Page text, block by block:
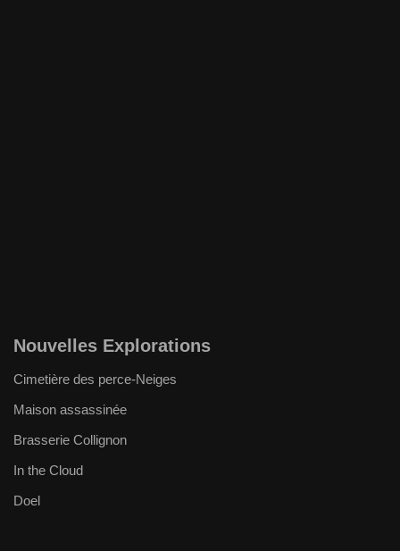
Nouvelles Explorations
Cimetière des perce-Neiges
Maison assassinée
Brasserie Collignon
In the Cloud
Doel